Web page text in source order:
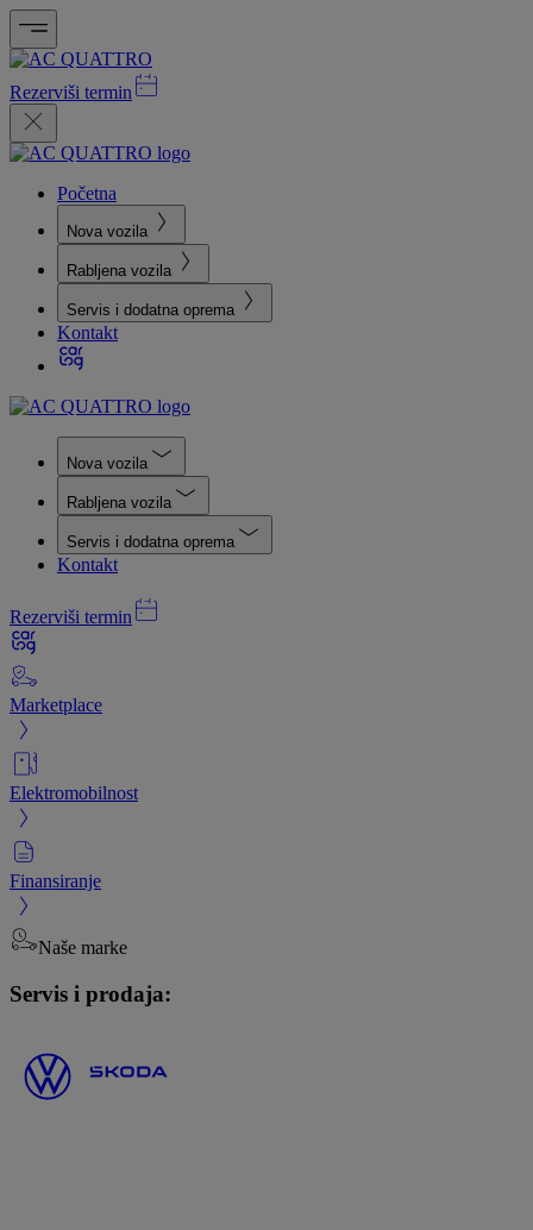
Rezerviši termin
Početna
Nova vozila
Rabljena vozila
Servis i dodatna oprema
Kontakt
Nova vozila
Rabljena vozila
Servis i dodatna oprema
Kontakt
Rezerviši termin
Marketplace
Elektromobilnost
Finansiranje
Naše marke
Servis i prodaja: